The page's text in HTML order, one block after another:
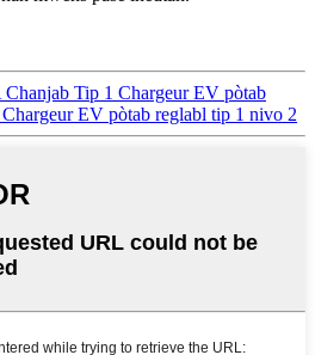
Tip 1 Chargeur EV pòtab
EV pòtab reglabl tip 1 nivo 2